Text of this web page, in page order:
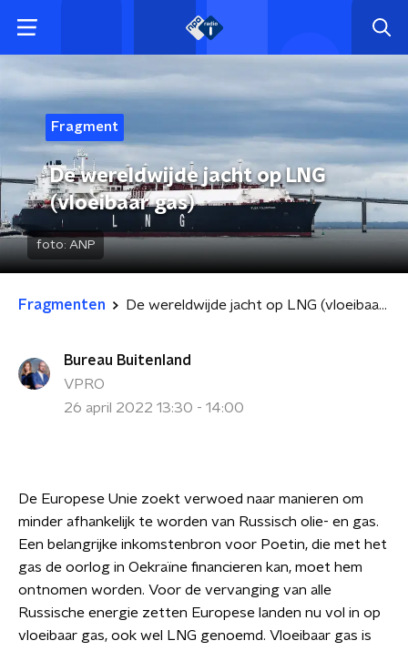
Fragment
De wereldwijde jacht op LNG
(vloeibaar gas)
foto: ANP
Fragmenten De wereldwijde jacht op LNG (vloeibaar gas)
Bureau Buitenland
VPRO
26 april 2022 13:30 - 14:00
De Europese Unie zoekt verwoed naar manieren om
minder afhankelijk te worden van Russisch olie- en gas.
Een belangrijke inkomstenbron voor Poetin, die met het
gas de oorlog in Oekraïne financieren kan, moet hem
ontnomen worden. Voor de vervanging van alle
Russische energie zetten Europese landen nu vol in op
vloeibaar gas, ook wel LNG genoemd. Vloeibaar gas is